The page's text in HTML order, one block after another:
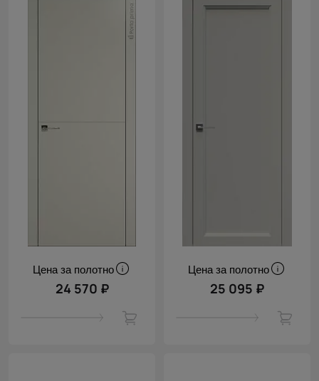
Цена за полотно
24 570 ₽
Цена за полотно
25 095 ₽